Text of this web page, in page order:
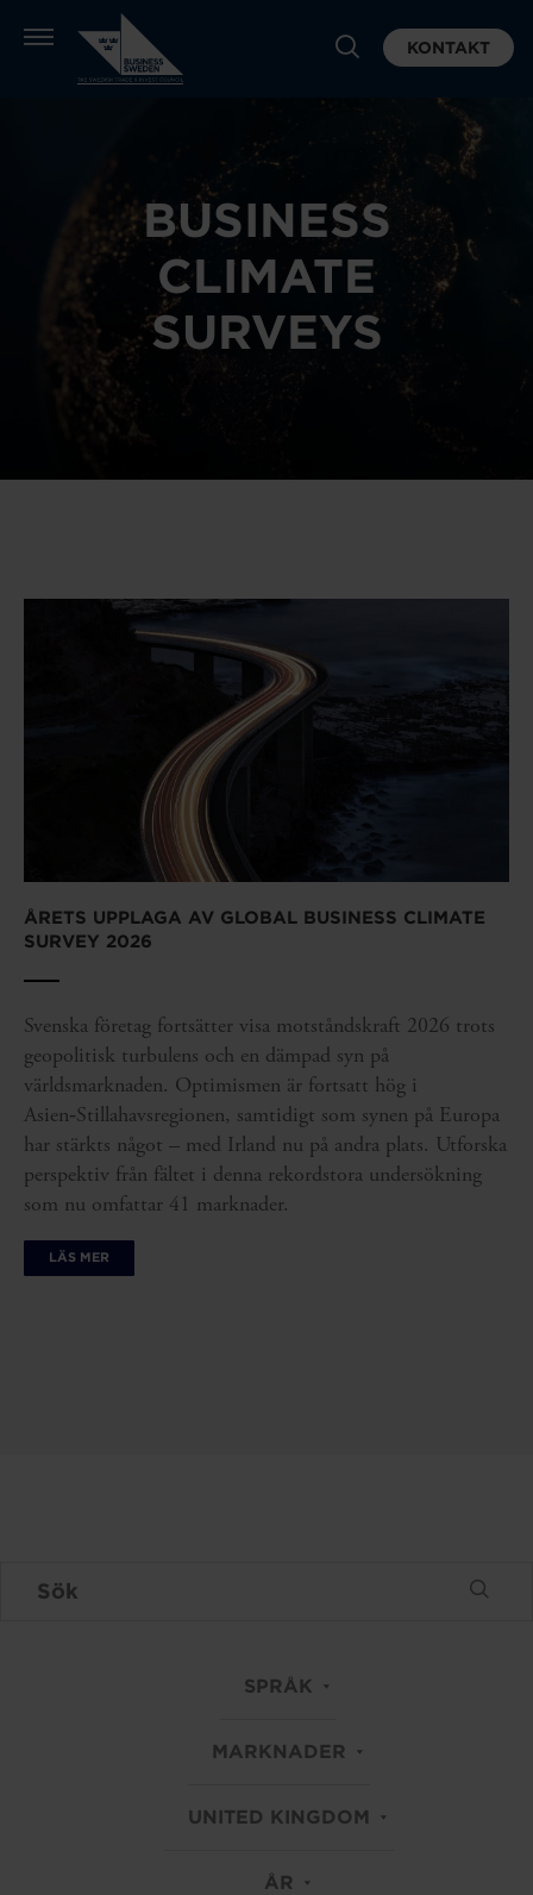
KONTAKT
BUSINESS
CLIMATE
SURVEYS
ÅRETS UPPLAGA AV GLOBAL BUSINESS CLIMATE
SURVEY 2026
Svenska företag fortsätter visa motståndskraft 2026 trots
geopolitisk turbulens och en dämpad syn på
världsmarknaden. Optimismen är fortsatt hög i
Asien‑Stillahavsregionen, samtidigt som synen på Europa
har stärkts något – med Irland nu på andra plats. Utforska
perspektiv från fältet i denna rekordstora undersökning
som nu omfattar 41 marknader.
LÄS MER
SPRÅK
MARKNADER
UNITED KINGDOM
ÅR